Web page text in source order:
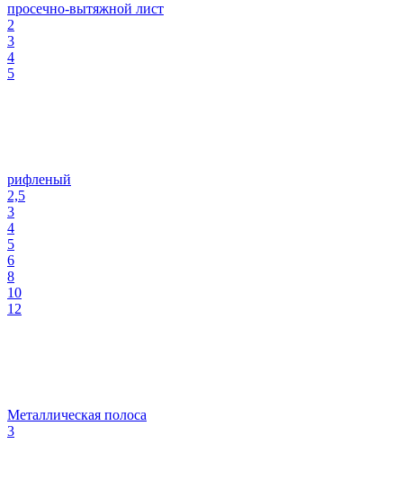
просечно-вытяжной лист
2
3
4
5
рифленый
2,5
3
4
5
6
8
10
12
Металлическая полоса
3